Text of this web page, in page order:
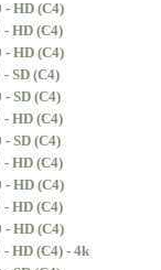
- HD (C4)
- HD (C4)
- HD (C4)
SD (C4)
- SD (C4)
- HD (C4)
- SD (C4)
- HD (C4)
- HD (C4)
- HD (C4)
- HD (C4)
- HD (C4) - 4k